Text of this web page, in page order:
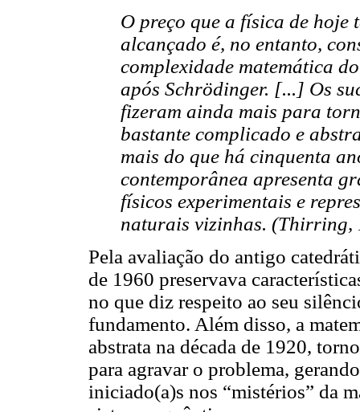
O preço que a física de hoje
alcançado é, no entanto,
complexidade matemática
após Schrödinger. [...] Os
fizeram ainda mais para
bastante complicado e
mais do que há cinquenta
contemporânea apresenta
físicos experimentais e
naturais vizinhas. (Thirring,
Pela avaliação do antigo
de 1960 preservava
no que diz respeito ao seu
fundamento. Além disso, a
abstrata na década de 1920,
para agravar o problema,
iniciado(a)s nos “mistérios” da